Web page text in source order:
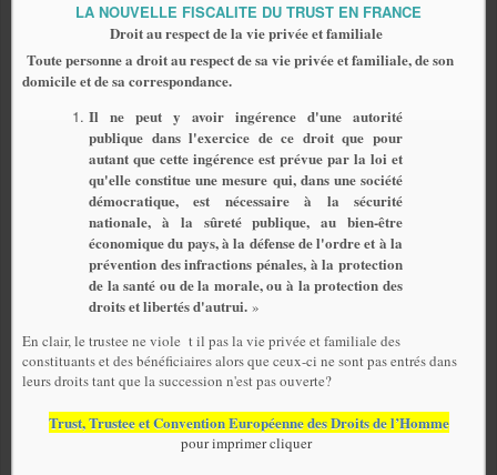
LA NOUVELLE FISCALITE DU TRUST EN FRANCE
Droit au respect de la vie privée et familiale
Toute personne a droit au respect de sa vie privée et familiale, de son
domicile et de sa correspondance.
Il ne peut y avoir ingérence d'une autorité
publique dans l'exercice de ce droit que pour
autant que cette ingérence est prévue par la loi et
qu'elle constitue une mesure qui, dans une société
démocratique, est nécessaire à la sécurité
nationale, à la sûreté publique, au bien-être
économique du pays, à la défense de l'ordre et à la
prévention des infractions pénales, à la protection
de la santé ou de la morale, ou à la protection des
droits et libertés d'autrui. »
En clair, le trustee ne viole t il pas la vie privée et familiale des
constituants et des bénéficiaires alors que ceux-ci ne sont pas entrés dans
leurs droits tant que la succession n'est pas ouverte?
Trust, Trustee et Convention Européenne des Droits de l’Homme
pour imprimer cliquer